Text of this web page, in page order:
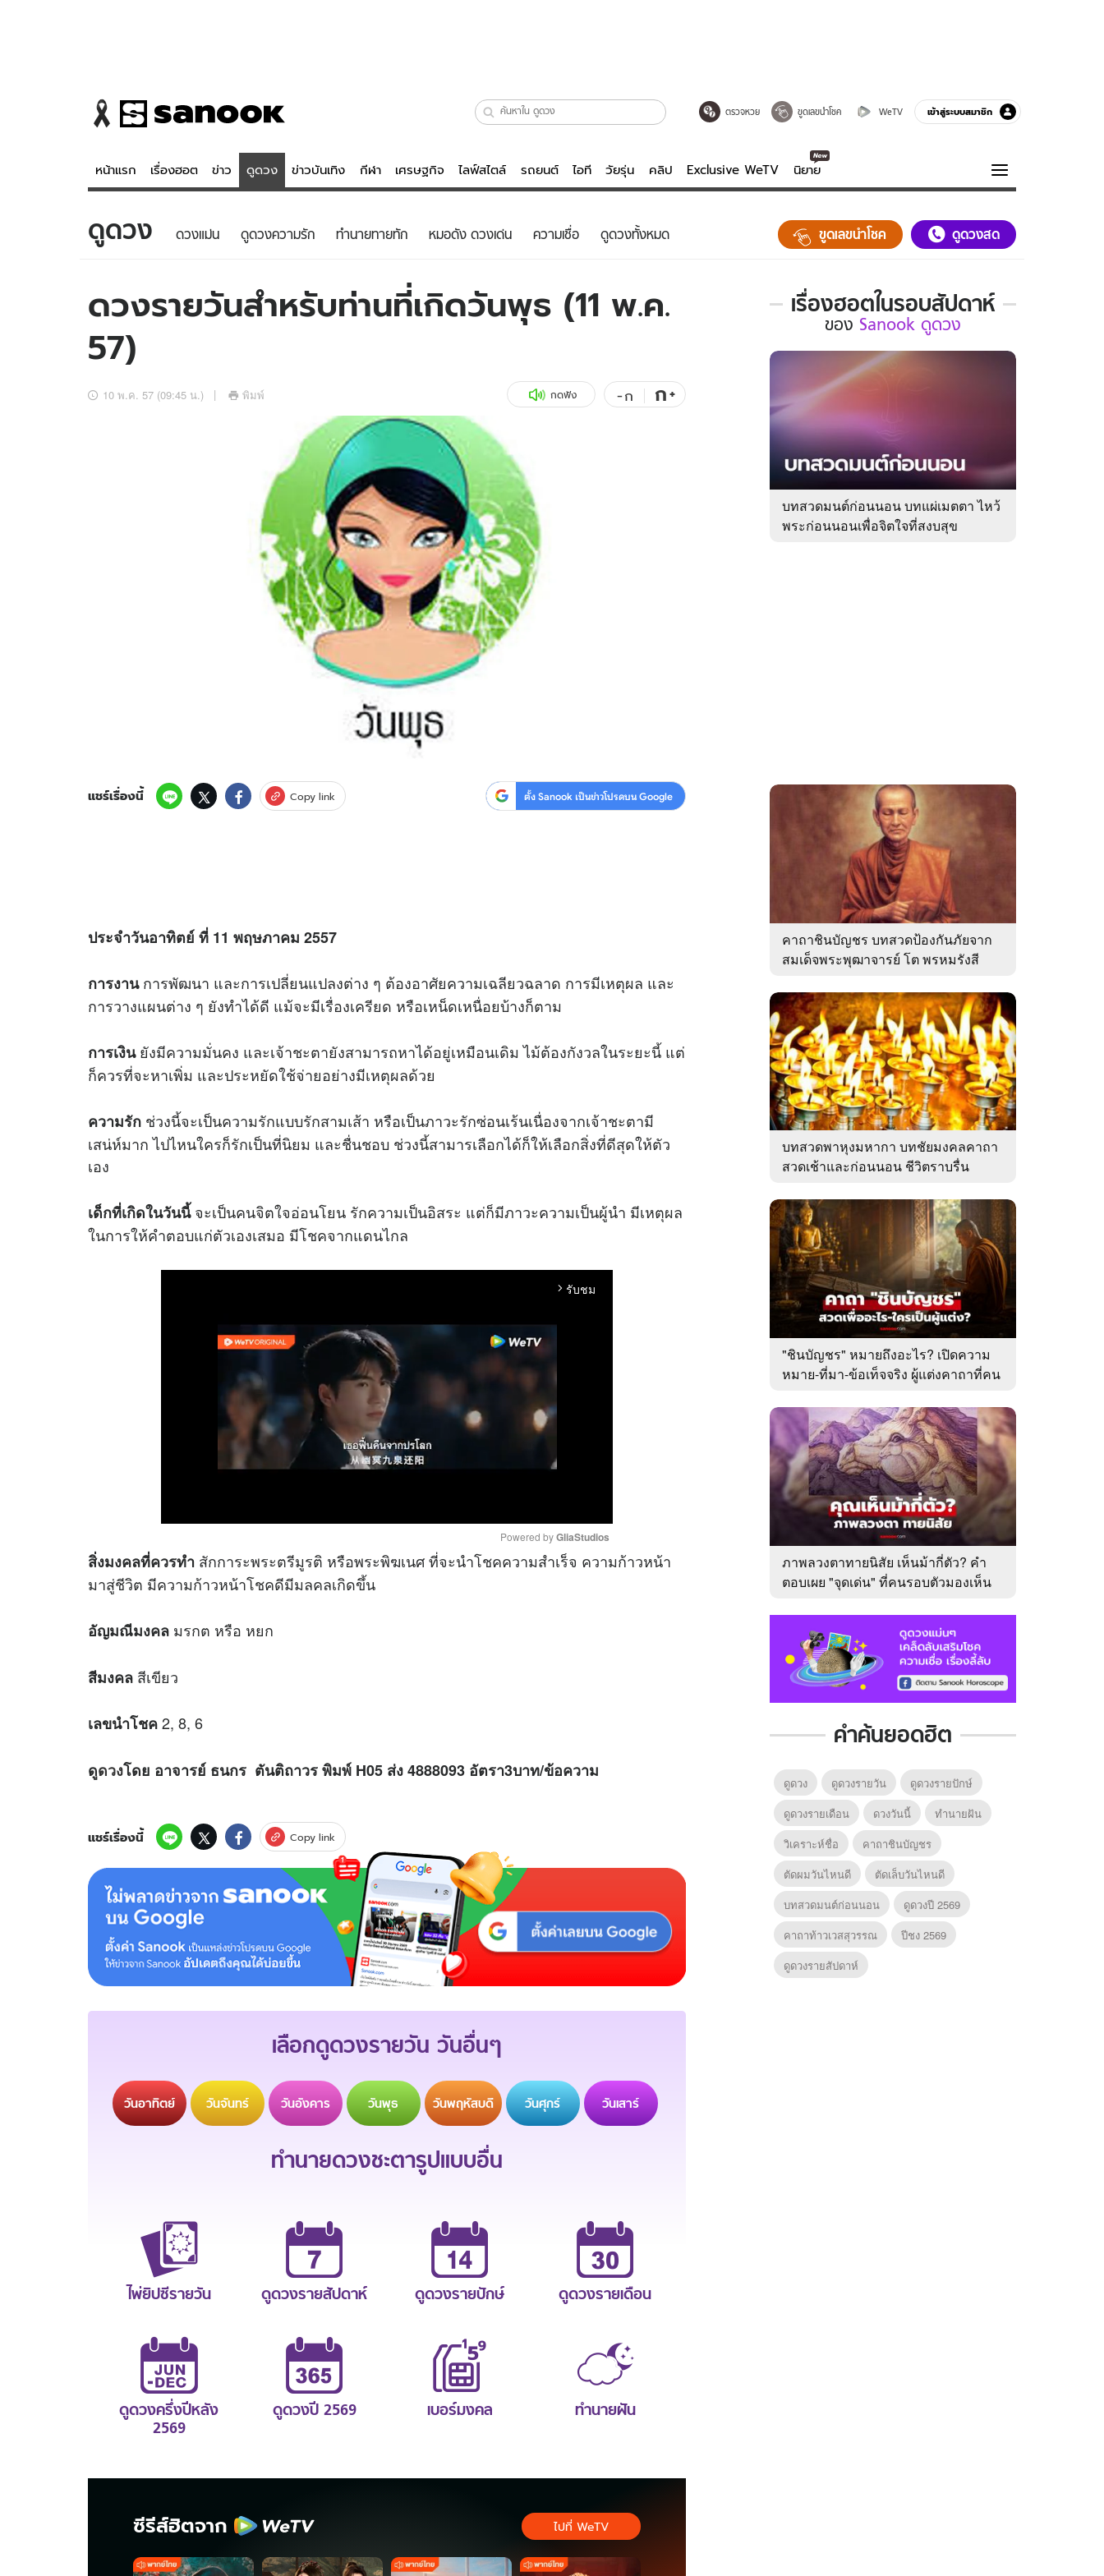
ตรวจหวย ขูดเลขนำโชค WeTV เข้าสู่ระบบสมาชิก
หน้าแรก เรื่องฮอต ข่าว ดูดวง ข่าวบันเทิง กีฬา เศรษฐกิจ ไลฟ์สไตล์ รถยนต์ ไอที วัยรุ่น คลิป Exclusive WeTV นิยาย
ข่าว
ข่าวบันเทิง
ข่าวกีฬา
ข่าวเศรษฐกิจ
อัปเดตจีน
ดูดวง - ตรวจหวย
สถิติหวยไทย
ไลฟ์สไตล์
วัยรุ่น
สุขภาพ
Tasteful Thailand
Sanook Choice
ดูทีวี
ความรู้รอบตัว
ฮาวทู
ติดตามสนุกโซเชียลได้ที่
บริษัท อิมเมจ ฟิวเจอร์ (ประเทศไทย) จำกัด
ดูดวง ดวงแม่น ดูดวงความรัก ทํานายทายทัก หมอดัง ดวงเด่น ความเชื่อ ดูดวงทั้งหมด ขูดเลขนำโชค ดูดวงสด
ดวงรายวันสำหรับท่านที่เกิดวันพุธ (11 พ.ค.
57)
10 พ.ค. 57 (09:45 น.) พิมพ์ กดฟัง -ก ก+
แชร์เรื่องนี้ Copy link ตั้ง Sanook เป็นข่าวโปรดบน Google
ประจำวันอาทิตย์ ที่ 11 พฤษภาคม 2557
การงานการพัฒนา และการเปลี่ยนแปลงต่าง ๆ ต้องอาศัยความเฉลียวฉลาด การมีเหตุผล และ
การวางแผนต่าง ๆ ยังทำได้ดี แม้จะมีเรื่องเครียด หรือเหน็ดเหนื่อยบ้างก็ตาม
การเงินยังมีความมั่นคง และเจ้าชะตายังสามารถหาได้อยู่เหมือนเดิม ไม้ต้องกังวลในระยะนี้ แต่
ก็ควรที่จะหาเพิ่ม และประหยัดใช้จ่ายอย่างมีเหตุผลด้วย
ความรัก ช่วงนี้จะเป็นความรักแบบรักสามเส้า หรือเป็นภาวะรักซ่อนเร้นเนื่องจากเจ้าชะตามี
เสน่ห์มาก ไปไหนใครก็รักเป็นที่นิยม และชื่นชอบ ช่วงนี้สามารเลือกได้ก็ให้เลือกสิ่งที่ดีสุดให้ตัว
เอง
เด็กที่เกิดในวันนี้จะเป็นคนจิตใจอ่อนโยน รักความเป็นอิสระ แต่ก็มีภาวะความเป็นผู้นำ มีเหตุผล
ในการให้คำตอบแก่ตัวเองเสมอ มีโชคจากแดนไกล
arrow_forward_ios รับชม
Powered by GliaStudios
สิ่งมงคลที่ควรทำ สักการะพระตรีมูรติ หรือพระพิฆเนศ ที่จะนำโชคความสำเร็จ ความก้าวหน้า
มาสู่ชีวิต มีความก้าวหน้าโชคดีมีมลคลเกิดขึ้น
อัญมณีมงคล มรกต หรือ หยก
สีมงคล สีเขียว
เลขนำโชค2, 8, 6
ดูดวงโดย อาจารย์ ธนกร ตันติถาวร พิมพ์ H05 ส่ง 4888093 อัตรา3บาท/ข้อความ
แชร์เรื่องนี้ Copy link
เลือกดูดวงรายวัน วันอื่นๆ
วันอาทิตย์ วันจันทร์ วันอังคาร วันพุธ วันพฤหัสบดี วันศุกร์ วันเสาร์
ทำนายดวงชะตารูปแบบอื่น
ไพ่ยิปซีรายวัน ดูดวงรายสัปดาห์ ดูดวงรายปักษ์ ดูดวงรายเดือน
ดูดวงครึ่งปีหลัง
2569
ดูดวงปี 2569 เบอร์มงคล ทำนายฝัน
ซีรีส์ฮิตจาก ไปที่ WeTV
เรื่องฮอตในรอบสัปดาห์
เรื่อง
ใน
รอบ
ของ
Sanook
ดูด
ของ Sanook ดูดวง
บทสวดมนต์ก่อนนอน บทแผ่เมตตา ไหว้
พระก่อนนอนเพื่อจิตใจที่สงบสุข
คาถาชินบัญชร บทสวดป้องกันภัยจาก
สมเด็จพระพุฒาจารย์ โต พรหมรังสี
บทสวดพาหุงมหากา บทชัยมงคลคาถา
สวดเช้าและก่อนนอน ชีวิตราบรื่น
"ชินบัญชร" หมายถึงอะไร? เปิดความ
หมาย-ที่มา-ข้อเท็จจริง ผู้แต่งคาถาที่คน
ภาพลวงตาทายนิสัย เห็นม้ากี่ตัว? คำ
ตอบเผย "จุดเด่น" ที่คนรอบตัวมองเห็น
คำค้นยอดฮิต
ดูดวง ดูดวงรายวัน
ดูดวงรายปักษ์
ดูดวงรายเดือน
ดวงวันนี้
ทํานายฝัน
วิเคราะห์ชื่อ
คาถาชินบัญชร
ตัดผมวันไหนดี
ตัดเล็บวันไหนดี
บทสวดมนต์ก่อนนอน
ดูดวงปี 2569
คาถาท้าวเวสสุวรรณ
ปีชง 2569
ดูดวงรายสัปดาห์